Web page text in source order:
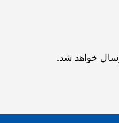
خواهد شد.